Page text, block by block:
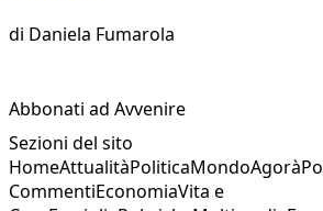
di Daniela Fumarola
Abbonati ad Avvenire
Sezioni del sito
HomeAttualitàPoliticaMondoAgorà
CommentiEconomiaVita e